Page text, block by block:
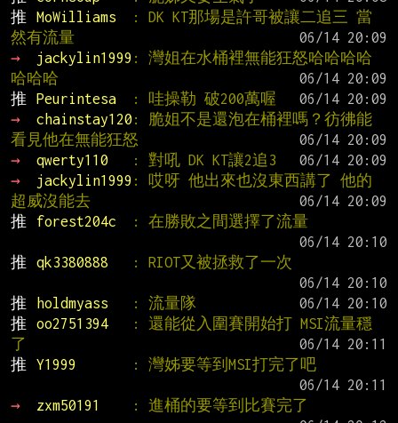
推
MoWilliams
: DK KT那場是許哥被讓二追三 當
然有流量
→
jackylin1999 : 灣姐在水桶裡無能狂怒哈哈哈哈
哈哈哈
推
Peurintesa : 哇操勒 破200萬喔
→
chainstay120 : 脆姐不是還泡在桶裡嗎？彷彿能
看見他在無能狂怒
→
qwerty110 : 對吼 DK KT讓2追3
→
jackylin1999 : 哎呀 他出來也沒東西講了 他的
超威沒能去
推
forest204c
: 在勝敗之間選擇了流量
推
qk3380888
: RIOT又被拯救了一次
推
holdmyass : 流量隊
推
oo2751394
: 還能從入圍賽開始打 MSI流量穩
了
推
Y1999
: 灣姊要等到MSI打完了吧
→
zxm50191
: 進桶的要等到比賽完了